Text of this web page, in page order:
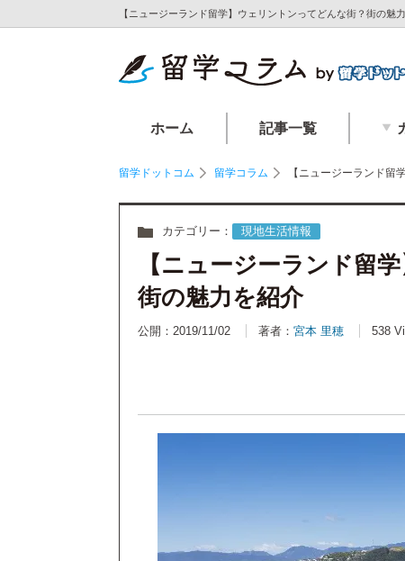
【ニュージーランド留学】ウェリントンってどんな街？街の
ホーム 記事一覧
留学ドットコム 留学コラム 【ニュージーランド留
カテゴリー： 現地生活情報
【ニュージーランド留
街の魅力を紹介
公開：2019/11/02 著者： 宮本 里穂 538